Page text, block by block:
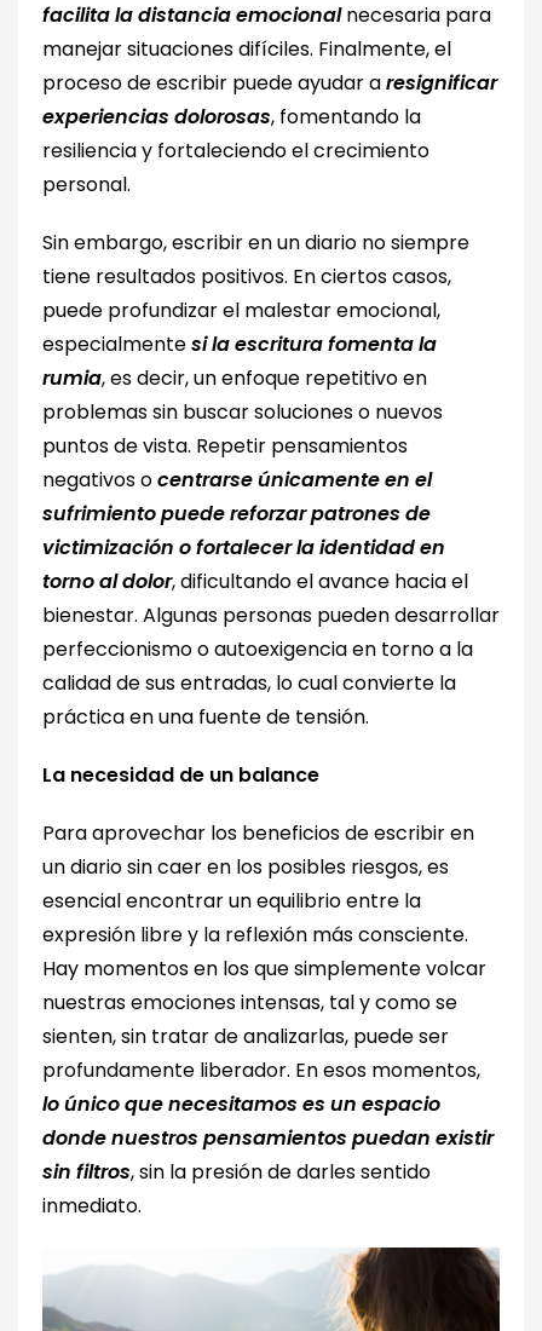
facilita la distancia emocionalnecesaria para
manejar situaciones difíciles. Finalmente, el
proceso de escribir puede ayudar aresignificar
experiencias dolorosas, fomentando la
resiliencia y fortaleciendo el crecimiento
personal.
Sin embargo, escribir en un diario no siempre
tiene resultados positivos. En ciertos casos,
puede profundizar el malestar emocional,
especialmentesi la escritura fomenta la
rumia, es decir, un enfoque repetitivo en
problemas sin buscar soluciones o nuevos
puntos de vista. Repetir pensamientos
negativos ocentrarse únicamente en el
sufrimiento puede reforzar patrones de
victimización o fortalecer la identidad en
torno al dolor, dificultando el avance hacia el
bienestar. Algunas personas pueden desarrollar
perfeccionismo o autoexigencia en torno a la
calidad de sus entradas, lo cual convierte la
práctica en una fuente de tensión.
La necesidad de un balance
Para aprovechar los beneficios de escribir en
un diario sin caer en los posibles riesgos, es
esencial encontrar un equilibrio entre la
expresión libre y la reflexión más consciente.
Hay momentos en los que simplemente volcar
nuestras emociones intensas, tal y como se
sienten, sin tratar de analizarlas, puede ser
profundamente liberador. En esos momentos,
lo único que necesitamos es un espacio
donde nuestros pensamientos puedan existir
sin filtros, sin la presión de darles sentido
inmediato.